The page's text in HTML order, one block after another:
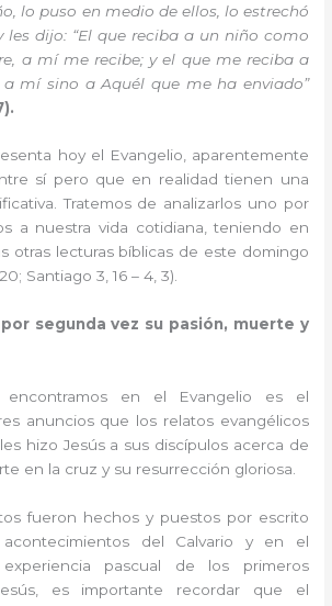
lo puso en medio de ellos, lo estrechó
les dijo: “El que reciba a un niño como
a mí me recibe; y el que me reciba a
mí sino a Aquél que me ha enviado”
hoy el Evangelio, aparentemente
sí pero que en realidad tienen una
Tratemos de analizarlos uno por
a nuestra vida cotidiana, teniendo en
otras lecturas bíblicas de este domingo
Santiago 3, 16 – 4, 3).
por segunda vez su pasión, muerte y
en el Evangelio es el
anuncios que los relatos evangélicos
hizo Jesús a sus discípulos acerca de
en la cruz y su resurrección gloriosa.
fueron hechos y puestos por escrito
del Calvario y en el
pascual de los primeros
es importante recordar que el